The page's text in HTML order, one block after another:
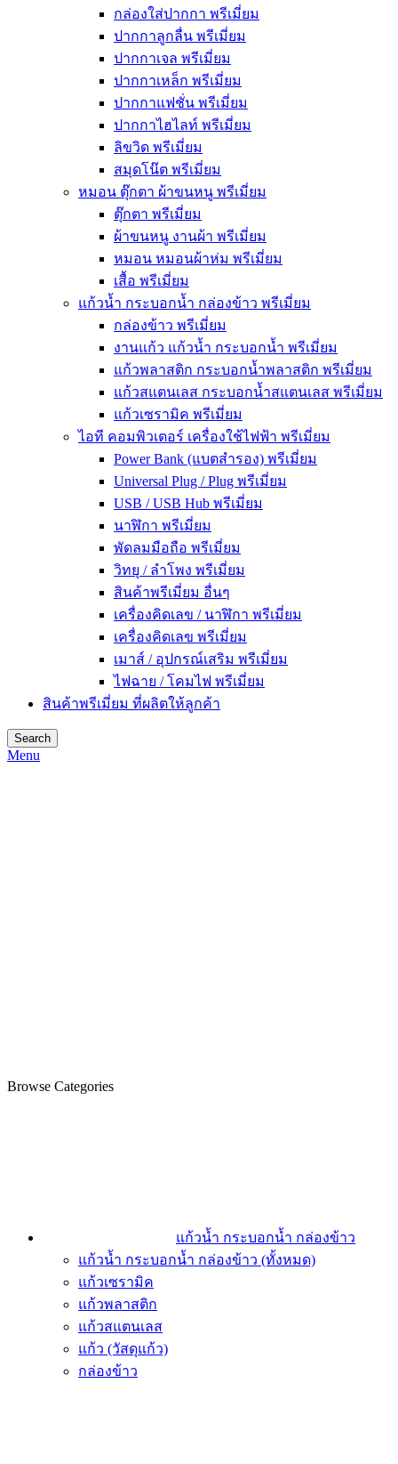
กล่องใส่ปากกา พรีเมี่ยม
ปากกาลูกลื่น พรีเมี่ยม
ปากกาเจล พรีเมี่ยม
ปากกาเหล็ก พรีเมี่ยม
ปากกาแฟชั่น พรีเมี่ยม
ปากกาไฮไลท์ พรีเมี่ยม
ลิขวิด พรีเมี่ยม
สมุดโน๊ต พรีเมี่ยม
หมอน ตุ๊กตา ผ้าขนหนู พรีเมี่ยม
ตุ๊กตา พรีเมี่ยม
ผ้าขนหนู งานผ้า พรีเมี่ยม
หมอน หมอนผ้าห่ม พรีเมี่ยม
เสื้อ พรีเมี่ยม
แก้วน้ำ กระบอกน้ำ กล่องข้าว พรีเมี่ยม
กล่องข้าว พรีเมี่ยม
งานแก้ว แก้วน้ำ กระบอกน้ำ พรีเมี่ยม
แก้วพลาสติก กระบอกน้ำพลาสติก พรีเมี่ยม
แก้วสแตนเลส กระบอกน้ำสแตนเลส พรีเมี่ยม
แก้วเซรามิค พรีเมี่ยม
ไอที คอมพิวเตอร์ เครื่องใช้ไฟฟ้า พรีเมี่ยม
Power Bank (แบตสำรอง) พรีเมี่ยม
Universal Plug / Plug พรีเมี่ยม
USB / USB Hub พรีเมี่ยม
นาฬิกา พรีเมี่ยม
พัดลมมือถือ พรีเมี่ยม
วิทยุ / ลำโพง พรีเมี่ยม
สินค้าพรีเมี่ยม อื่นๆ
เครื่องคิดเลข / นาฬิกา พรีเมี่ยม
เครื่องคิดเลข พรีเมี่ยม
เมาส์ / อุปกรณ์เสริม พรีเมี่ยม
ไฟฉาย / โคมไฟ พรีเมี่ยม
สินค้าพรีเมี่ยม ที่ผลิตให้ลูกค้า
Search
Menu
Browse Categories
แก้วน้ำ กระบอกน้ำ กล่องข้าว
แก้วน้ำ กระบอกน้ำ กล่องข้าว (ทั้งหมด)
แก้วเซรามิค
แก้วพลาสติก
แก้วสแตนเลส
แก้ว (วัสดุแก้ว)
กล่องข้าว